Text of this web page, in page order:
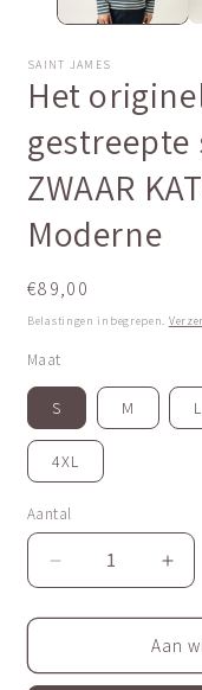
SAINT JAMES
Het
ZWAAR
Moderne
Normale
prijs
€89,00
Belastingen inbegrepen.
Maat
S M L
4XL
Aantal
Aantal
Aantal
verlagen
voor
originele
Het
Aan